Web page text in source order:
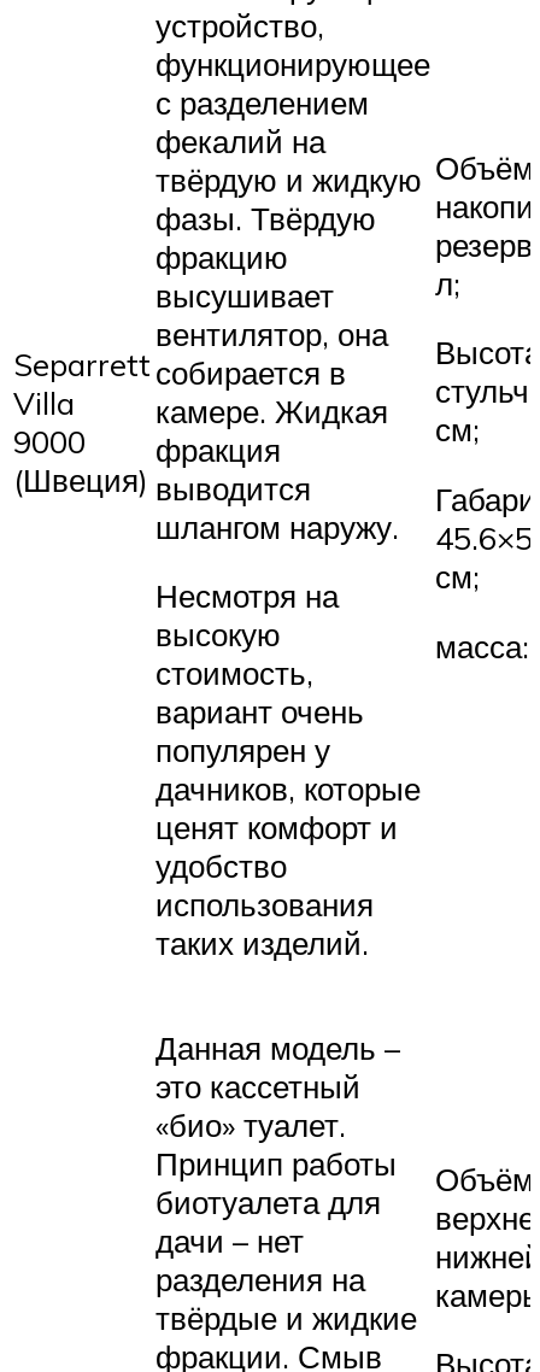
Separrett
Villa
9000
(Швеция)
устройство,
функционирующее
с разделением
фекалий на
твёрдую и жидкую
фазы. Твёрдую
фракцию
высушивает
вентилятор, она
собирается в
камере. Жидкая
фракция
выводится
шлангом наружу.
Несмотря на
высокую
стоимость,
вариант очень
популярен у
дачников, которые
ценят комфорт и
удобство
использования
таких изделий.
Объём
л;
Высота
см;
см;
масса:
Данная модель –
это кассетный
«био» туалет.
Принцип работы
биотуалета для
дачи – нет
разделения на
твёрдые и жидкие
фракции. Смыв
Объём
Высота